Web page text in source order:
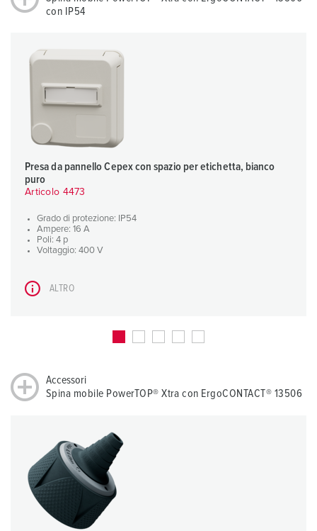
con IP54
Presa da pannello Cepex con spazio per etichetta, bianco
puro
Articolo 4473
Grado di protezione: IP54
Ampere: 16 A
Poli: 4 p
Voltaggio: 400 V
ALTRO
Accessori
Spina mobile PowerTOP® Xtra con ErgoCONTACT® 13506